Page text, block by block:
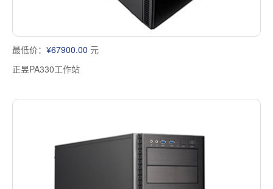
最低价： ¥67900.00 元
正昱PA330工作站